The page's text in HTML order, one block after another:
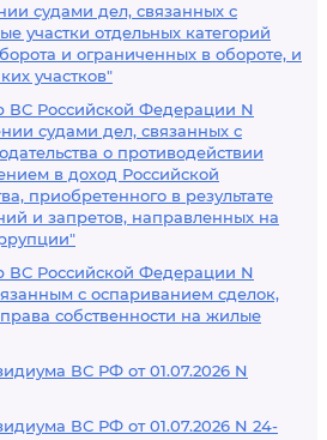
судами дел, связанных с
участки отдельных категорий
и ограниченных в обороте, и
участков"
ВС Российской Федерации N
судами дел, связанных с
о противодействии
в доход Российской
приобретенного в результате
и запретов, направленных на
ВС Российской Федерации N
с оспариванием сделок,
собственности на жилые
ВС РФ от 01.07.2026 N
ВС РФ от 01.07.2026 N 24-